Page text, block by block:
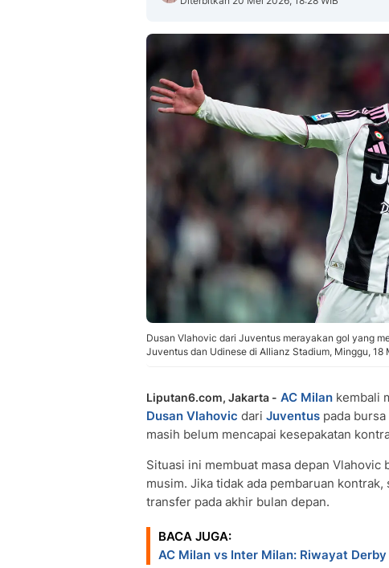
Dusan Vlahovic dari Juventus merayakan gol yang
Juventus dan Udinese di Allianz Stadium, Minggu, 18
Liputan6.com, Jakarta - AC Milan kembali
Dusan Vlahovic dari Juventus pada
masih belum mencapai kesepakatan
Situasi ini membuat masa depan
musim. Jika tidak ada pembaruan
transfer pada akhir bulan depan.
BACA JUGA:
AC Milan vs Inter Milan: Riwayat